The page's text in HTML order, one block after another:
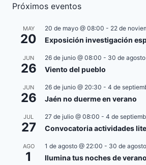
Próximos eventos
MAY
20
20 de mayo @ 08:00 - 22 de
Exposición investigación
JUN
26
26 de junio @ 08:00 - 30 de
Viento del pueblo
JUN
26
26 de junio @ 20:30 - 4 de
Jaén no duerme en verano
JUL
27
27 de julio @ 08:00 - 4 de
Convocatoria actividades
AGO
1
1 de agosto @ 22:00 - 30 de
Ilumina tus noches de